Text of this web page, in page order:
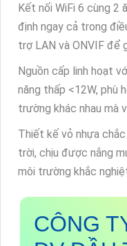
Kết nối WiFi 6 cùng 2
định ngay cả trong
trợ LAN và ONVIF để
Nguồn cấp linh hoạt
năng thấp <12W, phù
trường khác nhau mà
Thiết kế vỏ nhựa
trời, chịu được nắng
môi trường khắc
CÔNG